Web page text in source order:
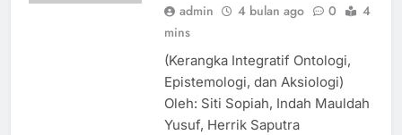
admin 4 bulan ago 0
4
mins
(Kerangka Integratif Ontologi,
Epistemologi, dan Aksiologi)
Oleh: Siti Sopiah, Indah Mauldah
Yusuf, Herrik Saputra